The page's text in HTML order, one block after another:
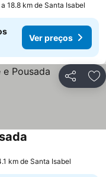
18.8 km de Santa Isabel
Ver preços
Partilhar
km de Santa Isabel